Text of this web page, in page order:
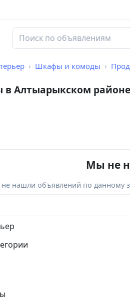
Шкафы и комоды
Алтыарыкском районе
Мы не
нашли объявлений по данному